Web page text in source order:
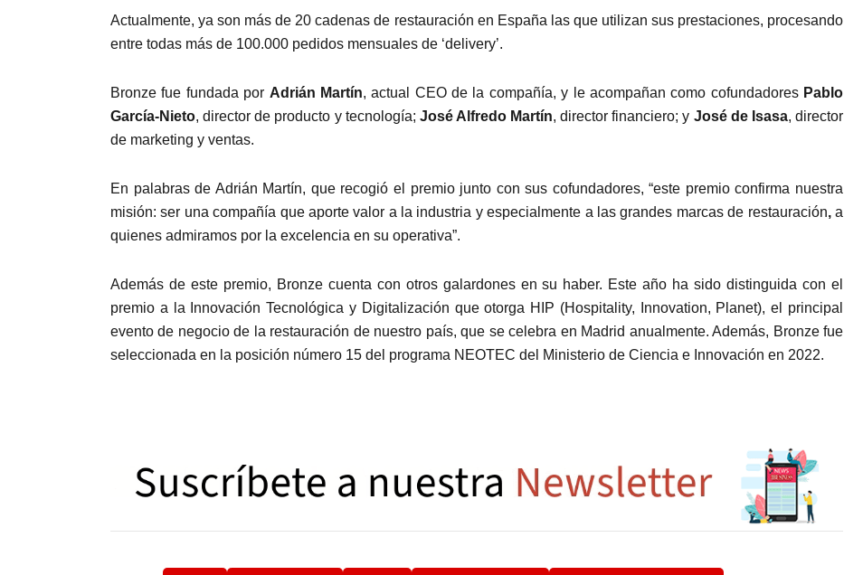
Actualmente, ya son más de 20 cadenas de restauración en España las que utilizan sus prestaciones, procesando
entre todas más de 100.000 pedidos mensuales de ‘delivery’.
Bronze fue fundada por Adrián Martín, actual CEO de la compañía, y le acompañan como cofundadores Pablo
García-Nieto, director de producto y tecnología; José Alfredo Martín, director financiero; y José de Isasa, director
de marketing y ventas.
En palabras de Adrián Martín, que recogió el premio junto con sus cofundadores, “este premio confirma nuestra
misión: ser una compañía que aporte valor a la industria y especialmente a las grandes marcas de restauración,a
quienes admiramos por la excelencia en su operativa”.
Además de este premio, Bronze cuenta con otros galardones en su haber. Este año ha sido distinguida con el
premio a la Innovación Tecnológica y Digitalización que otorga HIP (Hospitality, Innovation, Planet), el principal
evento de negocio de la restauración de nuestro país, que se celebra en Madrid anualmente. Además, Bronze fue
seleccionada en la posición número 15 del programa NEOTEC del Ministerio de Ciencia e Innovación en 2022.